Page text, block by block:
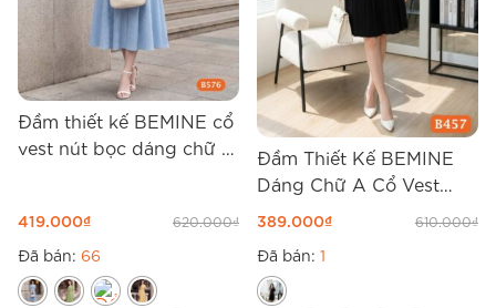
Đầm thiết kế BEMINE cổ
vest nút bọc dáng chữ A
419.000₫ 620.000₫
Đã bán: 66
Đầm Thiết Kế BEMINE
Dáng Chữ A Cổ Vest
Tùng Xếp Ly B457
389.000₫ 610.000₫
Đã bán: 1